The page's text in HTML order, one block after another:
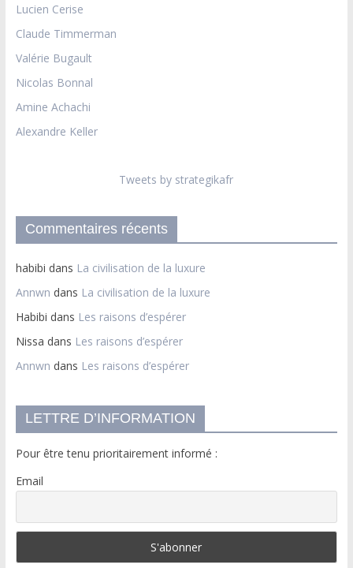
Lucien Cerise
Claude Timmerman
Valérie Bugault
Nicolas Bonnal
Amine Achachi
Alexandre Keller
Tweets by strategikafr
Commentaires récents
habibi dans La civilisation de la luxure
Annwn dans La civilisation de la luxure
Habibi dans Les raisons d’espérer
Nissa dans Les raisons d’espérer
Annwn dans Les raisons d’espérer
LETTRE D’INFORMATION
Pour être tenu prioritairement informé :
Email